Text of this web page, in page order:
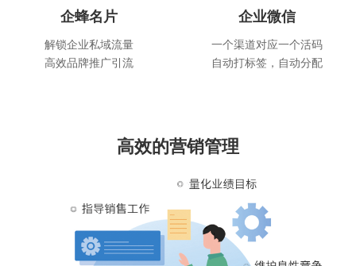
企蜂名片
解锁企业私域流量
高效品牌推广引流
企业微信
一个渠道对应一个活码
自动打标签，自动分配
高效的营销管理